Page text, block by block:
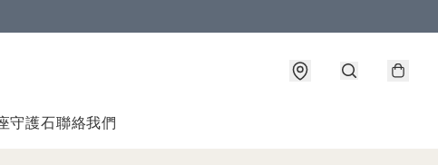
守護石聯絡我們